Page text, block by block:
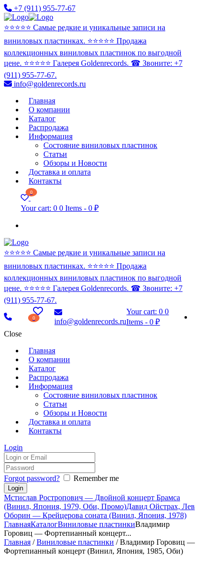
+7 (911) 955-77-67
⭐️⭐️⭐️⭐️⭐️ Самые редкие и уникальные записи на
виниловых пластинках. ⭐️⭐️⭐️⭐️⭐️ Продажа
коллекционных виниловых пластинок по выгодной
цене. ⭐️⭐️⭐️⭐️⭐️ Галерея Goldenrecords. ☎ Звоните: +7
(911) 955-77-67.
info@goldenrecords.ru
Главная
О компании
Каталог
Распродажа
Информация
Состояние виниловых пластинок
Статьи
Обзоры и Новости
Доставка и оплата
Контакты
0
Your cart: 0 0 Items - 0 ₽
⭐️⭐️⭐️⭐️⭐️ Самые редкие и уникальные записи на
виниловых пластинках. ⭐️⭐️⭐️⭐️⭐️ Продажа
коллекционных виниловых пластинок по выгодной
цене. ⭐️⭐️⭐️⭐️⭐️ Галерея Goldenrecords. ☎ Звоните: +7
(911) 955-77-67.
0 info@goldenrecords.ru
Your cart: 00
Items -0 ₽
Close
Главная
О компании
Каталог
Распродажа
Информация
Состояние виниловых пластинок
Статьи
Обзоры и Новости
Доставка и оплата
Контакты
Login
Forgot password? Remember me
Мстислав Ростропович — Двойной концерт Брамса
(Винил, Япония, 1979, Оби, Промо)Давид Ойстрах, Лев
Оборин — Крейцерова соната (Винил, Япония, 1978)
ГлавнаяКаталогВиниловые пластинкиВладимир
Горовиц — Фортепианный концерт...
Главная /Виниловые пластинки / Владимир Горовиц —
Фортепианный концерт (Винил, Япония, 1985, Оби)